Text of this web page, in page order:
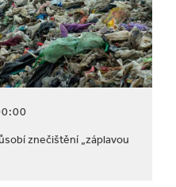
znečištění „záplavou